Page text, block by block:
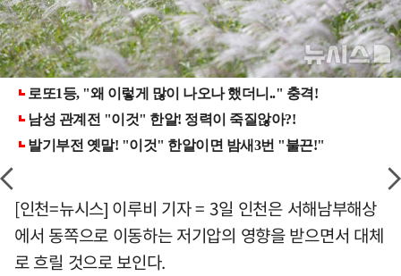
[인천=뉴시스] 이루비 기자 = 3일 인천은 서해남부해상
에서 동쪽으로 이동하는 저기압의 영향을 받으면서 대체
로 흐릴 것으로 보인다.